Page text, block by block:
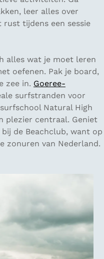
leer alles over
tijdens een sessie
alles wat je moet leren
oefenen. Pak je board,
zee in. Goeree-
surfstranden voor
Natural High
plezier centraal. Geniet
de Beachclub, want op
zonuren van Nederland.